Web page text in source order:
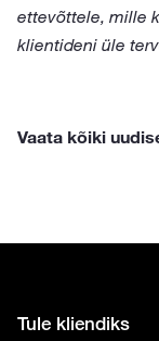
ettevõttele, mille
klientideni üle
Vaata kõiki
Tule kliendiks